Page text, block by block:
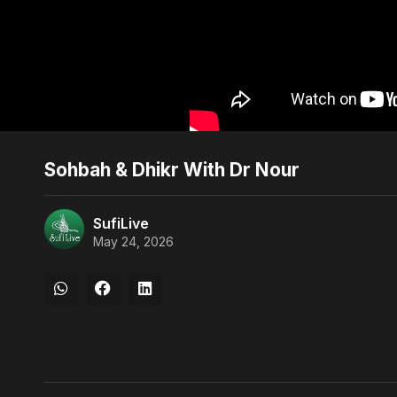
Sohbah & Dhikr With Dr Nour
SufiLive
May 24, 2026